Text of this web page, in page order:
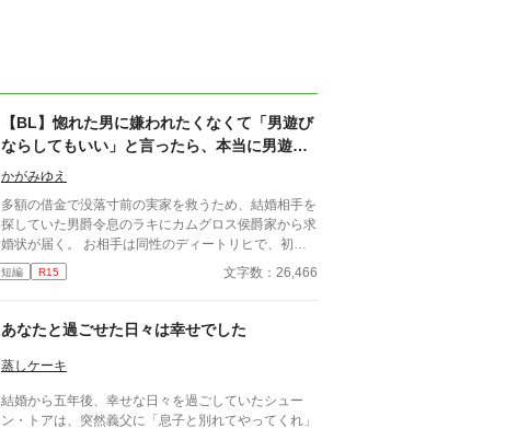
【BL】惚れた男に嫌われたくなくて「男遊び
ならしてもいい」と言ったら、本当に男遊び
を始められて絶望している侯爵令息の話
かがみゆえ
多額の借金で没落寸前の実家を救うため、結婚相手を
探していた男爵令息のラキにカムグロス侯爵家から求
婚状が届く。 お相手は同性のディートリヒで、初対
面で歓迎されるどころか冷たく突き放されてしまう。
『必要最低限関わるな』 『愛人を作るな』 『男遊び
済する条件を言われたラキは、学園で令息たちとの交
流を満喫中。 褒め上手なラキの周りには可愛い令息
が集まり、推し活状態に。 一方、ディートリヒだけ
た不器用侯爵令息に、幸せな未来は訪れるのか？ .
短編 R15 文字数：26,466
あなたと過ごせた日々は幸せでした
蒸しケーキ
結婚から五年後、幸せな日々を過ごしていたシュー
ン・トアは、突然義父に「息子と別れてやってくれ」